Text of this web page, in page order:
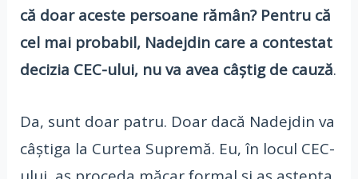
că doar aceste persoane rămân? Pentru că
cel mai probabil, Nadejdin care a contestat
decizia CEC-ului, nu va avea câștig de cauză.
Da, sunt doar patru. Doar dacă Nadejdin va
câștiga la Curtea Supremă. Eu, în locul CEC-